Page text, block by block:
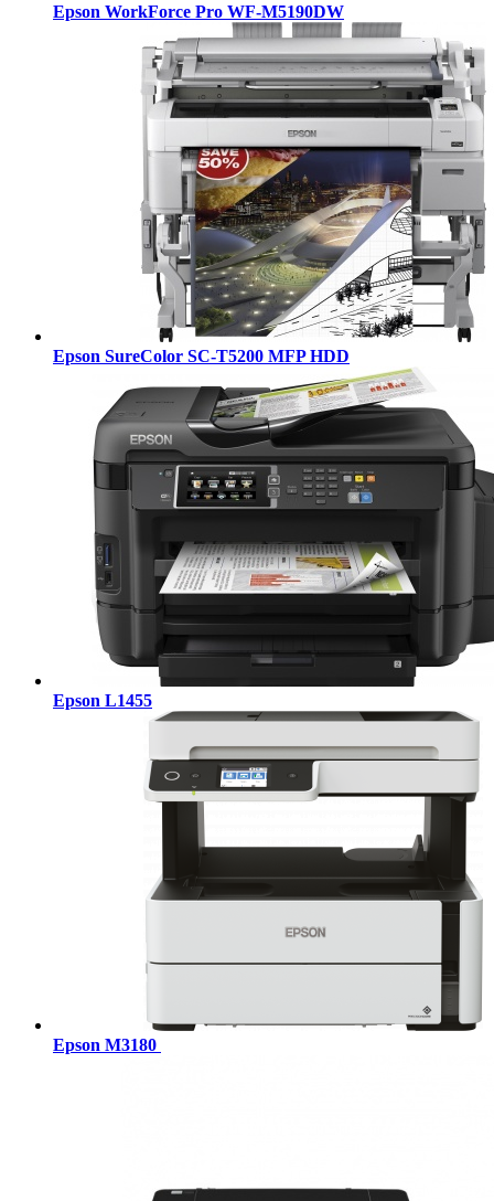
Epson WorkForce Pro WF-M5190DW
Epson SureColor SC-T5200 MFP HDD
Epson L1455
Epson M3180